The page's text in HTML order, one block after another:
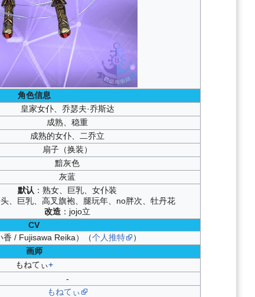
角色信息
皇家女仆、 乔瑟夫·乔斯达
成熟、稳重
成熟的女仆、二乔立
扇子（换装）
黯灰色
灰蓝
默认 ：熟女、巨乳、女仆装
头、巨乳、高叉旗袍、腿玩年、 no胖次 、牡丹花
改造 ：jojo立
CV
香 / Fujisawa Reika）（个人推特
）
画师
もねてぃ+
-
もねてぃ